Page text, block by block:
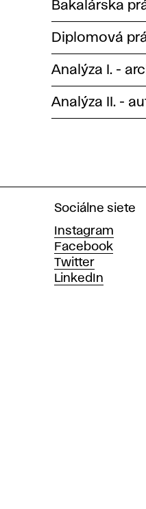
Bakalárska
Diplomová
Analýza I. -
Analýza II. -
Sociálne siete
Instagram
Facebook
Twitter
LinkedIn